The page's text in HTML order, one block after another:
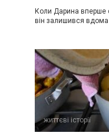
Коли Дарина вперше
він залишився
життєві історії